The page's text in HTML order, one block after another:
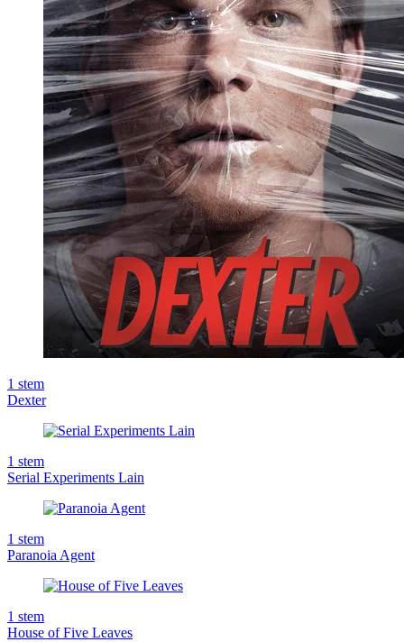
1 stem
Dexter
1 stem
Serial Experiments Lain
1 stem
Paranoia Agent
1 stem
House of Five Leaves